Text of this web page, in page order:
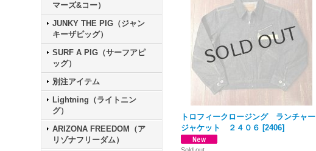
マーズ&コー）
JUNKY THE PIG（ジャン
キーザピッグ）
SURF A PIG（サーフアピ
ッグ）
別注アイテム
Lightning（ライトニン
グ）
ARIZONA FREEDOM（ア
リゾナフリーダム）
トロフィークロージング ランチャー
ジャケット ２４０６ [2406]